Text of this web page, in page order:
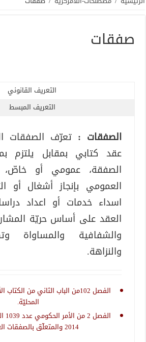
صفقات
التعريف القانوني
التعريف المبسط
الصفقات :تعرّف الصفقات
عقد كتابي بمقابل يلتزم
الصفقة، عمومي أو خاصّ،
العمومي بإنجاز أشغال أو
اسداء خدمات أو اعداد
العقد على أساس حريّة
والشفافية والمساواة
والنزاهة.
الفصل 102من الباب الثاني من
المحليّة.
2014 والمتعلّق بالصفقات العموميّة.